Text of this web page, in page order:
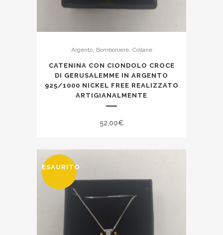
Argento, Bomboniere, Collane
CATENINA CON CIONDOLO CROCE
DI GERUSALEMME IN ARGENTO
925/1000 NICKEL FREE REALIZZATO
ARTIGIANALMENTE
52,00€
ESAURITO